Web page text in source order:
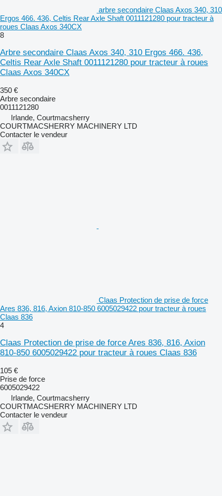
arbre secondaire Claas Axos 340, 310
Ergos 466. 436, Celtis Rear Axle Shaft 0011121280 pour tracteur à
roues Claas Axos 340CX
8
Arbre secondaire Claas Axos 340, 310 Ergos 466. 436,
Celtis Rear Axle Shaft 0011121280 pour tracteur à roues
Claas Axos 340CX
350 €
Arbre secondaire
0011121280
Irlande, Courtmacsherry
COURTMACSHERRY MACHINERY LTD
Contacter le vendeur
Claas Protection de prise de force
Ares 836, 816, Axion 810-850 6005029422 pour tracteur à roues
Claas 836
4
Claas Protection de prise de force Ares 836, 816, Axion
810-850 6005029422 pour tracteur à roues Claas 836
105 €
Prise de force
6005029422
Irlande, Courtmacsherry
COURTMACSHERRY MACHINERY LTD
Contacter le vendeur